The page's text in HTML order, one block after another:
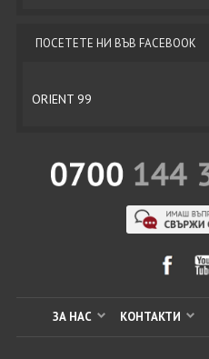
ПОСЕТЕТЕ НИ ВЪВ FACEBOOK
ORIENT 99
ЗА НАС КОНТАКТИ